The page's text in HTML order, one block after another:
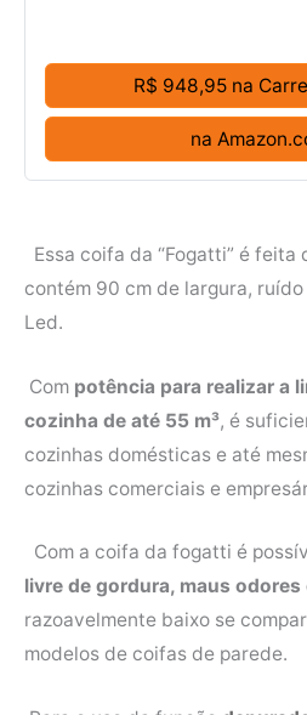
R$ 948,95 na
na
Essa coifa da “Fogatti” é feita
contém 90 cm de largura,
Led.
Com potência para realizar a
cozinha de até 55 m³, é
cozinhas domésticas e até
cozinhas comerciais e
Com a coifa da fogatti é
livre de gordura, maus odores
razoavelmente baixo se
modelos de coifas de parede.